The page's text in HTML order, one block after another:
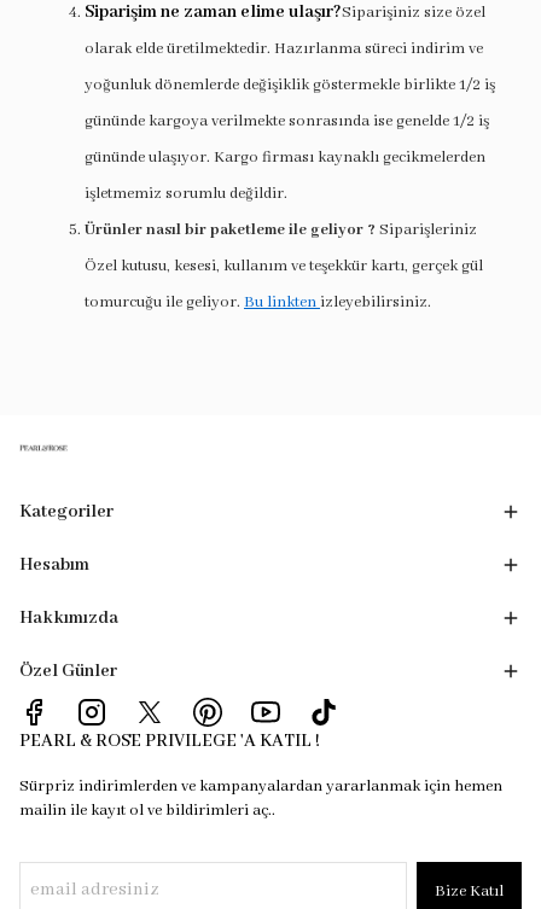
Siparişim ne zaman elime ulaşır?Siparişiniz size özel
olarak elde üretilmektedir. Hazırlanma süreci indirim ve
yoğunluk dönemlerde değişiklik göstermekle birlikte 1/2 iş
gününde kargoya verilmekte sonrasında ise genelde 1/2 iş
gününde ulaşıyor. Kargo firması kaynaklı gecikmelerden
işletmemiz sorumlu değildir.
Ürünler nasıl bir paketleme ile geliyor ? Siparişleriniz
Özel kutusu, kesesi, kullanım ve teşekkür kartı, gerçek gül
tomurcuğu ile geliyor. Bu linkten izleyebilirsiniz.
Kategoriler
Hesabım
Hakkımızda
Özel Günler
PEARL & ROSE PRIVILEGE 'A KATIL !
Sürpriz indirimlerden ve kampanyalardan yararlanmak için hemen
mailin ile kayıt ol ve bildirimleri aç..
Bize Katıl